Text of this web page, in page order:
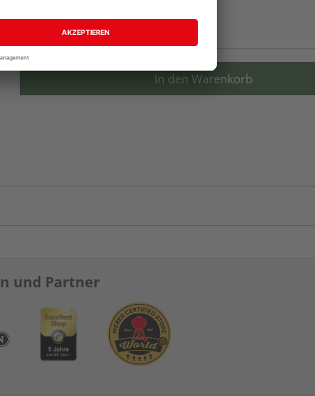
Auf Lager:Abholung möglich
In den Warenkorb
und Partner